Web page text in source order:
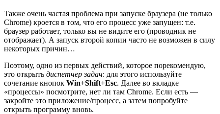
Также очень частая проблема при запуске браузера (не только
Chrome) кроется в том, что его процесс уже запущен: т.е.
браузер работает, только вы не видите его (проводник не
отображает). А запуск второй копии часто не возможен в силу
некоторых причин…
Поэтому, одно из первых действий, которое порекомендую,
это открыть диспетчер задач: для этого используйте
сочетание кнопок Win+Shift+Esc. Далее во вкладке
«процессы» посмотрите, нет ли там Chrome. Если есть —
закройте это приложение/процесс, а затем попробуйте
открыть программу вновь.